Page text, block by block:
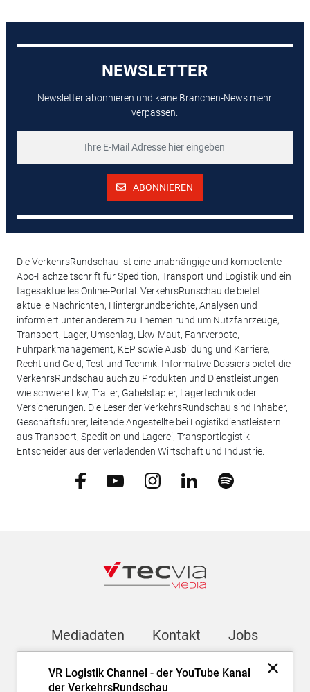
VR Logistik Channel - der YouTube Kanal
der VerkehrsRundschau
NEWSLETTER
Newsletter abonnieren und keine Branchen-News mehr
verpassen.
ABONNIEREN
Die VerkehrsRundschau ist eine unabhängige und kompetente
Abo-Fachzeitschrift für Spedition, Transport und Logistik und ein
tagesaktuelles Online-Portal. VerkehrsRunschau.de bietet
aktuelle Nachrichten, Hintergrundberichte, Analysen und
informiert unter anderem zu Themen rund um Nutzfahrzeuge,
Transport, Lager, Umschlag, Lkw-Maut, Fahrverbote,
Fuhrparkmanagement, KEP sowie Ausbildung und Karriere,
Recht und Geld, Test und Technik. Informative Dossiers bietet die
VerkehrsRundschau auch zu Produkten und Dienstleistungen
wie schwere Lkw, Trailer, Gabelstapler, Lagertechnik oder
Versicherungen. Die Leser der VerkehrsRundschau sind Inhaber,
Geschäftsführer, leitende Angestellte bei Logistikdienstleistern
aus Transport, Spedition und Lagerei, Transportlogistik-
Entscheider aus der verladenden Wirtschaft und Industrie.
Mediadaten Kontakt Jobs
Newsletter